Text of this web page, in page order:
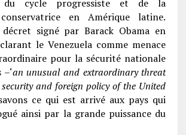
du cycle progressiste et de la
en Amérique latine.
signé par Barack Obama en
le Venezuela comme menace
pour la sécurité nationale
an unusual and extraordinary threat
and foreign policy of the United
ce qui est arrivé aux pays qui
ainsi par la grande puissance du